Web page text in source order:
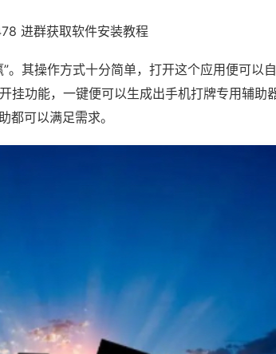
进群获取软件安装教程
。其操作方式十分简单，打开这个应用便可以
挂功能，一键便可以生成出手机打牌专用辅助
都可以满足需求。